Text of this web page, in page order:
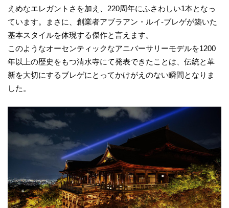
えめなエレガントさを加え、220周年にふさわしい1本となっ
ています。まさに、創業者アブラアン・ルイ-ブレゲが築いた
基本スタイルを体現する傑作と言えます。
このようなオーセンティックなアニバーサリーモデルを1200
年以上の歴史をもつ清水寺にて発表できたことは、伝統と革
新を大切にするブレゲにとってかけがえのない瞬間となりま
した。